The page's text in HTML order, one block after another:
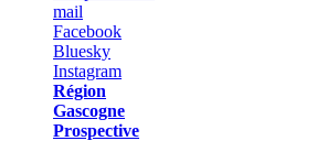
Région
Gascogne
Prospective